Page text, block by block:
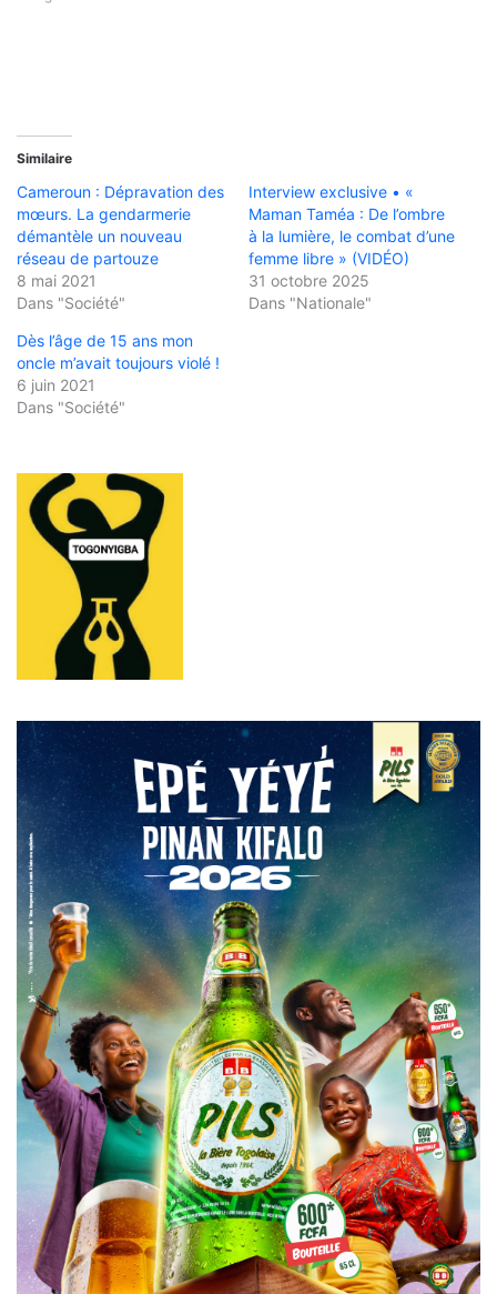
Similaire
Cameroun : Dépravation des
mœurs. La gendarmerie
démantèle un nouveau
réseau de partouze
8 mai 2021
Dans "Société"
Interview exclusive • «
Maman Taméa : De l’ombre
à la lumière, le combat d’une
femme libre » (VIDÉO)
31 octobre 2025
Dans "Nationale"
Dès l’âge de 15 ans mon
oncle m’avait toujours violé !
6 juin 2021
Dans "Société"